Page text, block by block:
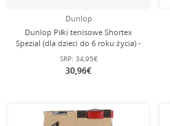
Dunlop
Dunlop Piłki tenisowe Shortex
Spezial (dla dzieci do 6 roku życia) -
12 sztuk w woreczku
SRP: 34,95€
30,96€